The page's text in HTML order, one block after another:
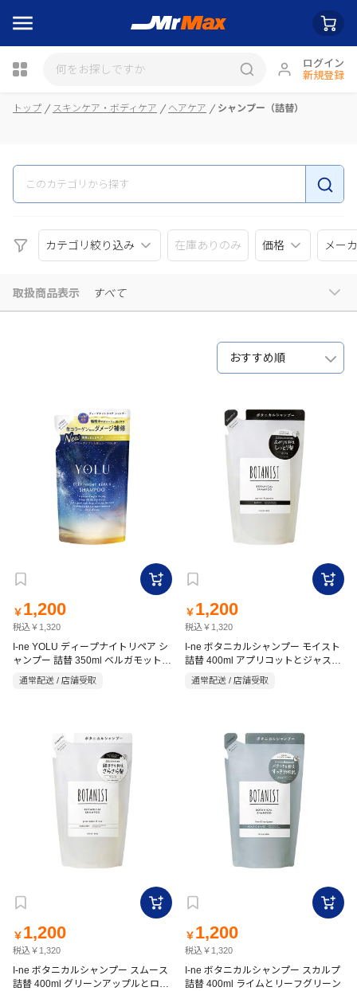
ログイン
新規登録
瓶詰
トップ スキンケア・ボディケア ヘアケア シャンプー（詰替）
カテゴリ絞り込み 在庫ありのみ 価格 メー
取扱商品表示 すべて
おすすめ順
￥ 1,200
税込￥1,320
I-ne YOLU ディープナイトリペア シ
ャンプー 詰替 350ml ベルガモット＆
ムスクの香り
通常配送 / 店舗受取
￥ 1,200
税込￥1,320
I-ne ボタニカルシャンプー モイスト
詰替 400ml アプリコットとジャスミ
ン
通常配送 / 店舗受取
￥ 1,200
税込￥1,320
I-ne ボタニカルシャンプー スムース
詰替 400ml グリーンアップルとロー
￥ 1,200
税込￥1,320
I-ne ボタニカルシャンプー スカルプ
詰替 400ml ライムとリーフグリーン